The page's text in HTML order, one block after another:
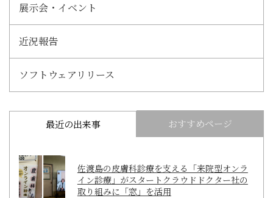
展示会・イベント
近況報告
ソフトウェアリリース
最近の出来事 おすすめページ
佐渡島の皮膚科診療を支える「来院型オンラ
イン診療」がスタートクラウドドクター社の
取り組みに「窓」を活用